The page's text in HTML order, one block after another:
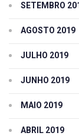
SETEMBRO
AGOSTO 2019
JULHO 2019
JUNHO 2019
MAIO 2019
ABRIL 2019